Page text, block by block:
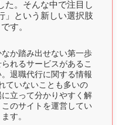
た。そんな中で注目し
」という新しい選択肢
です。
か踏み出せない第一歩
れるサービスがあるこ
退職代行に関する情報
ていないことも多いの
立って分かりやすく解
のサイトを運営してい
ます。